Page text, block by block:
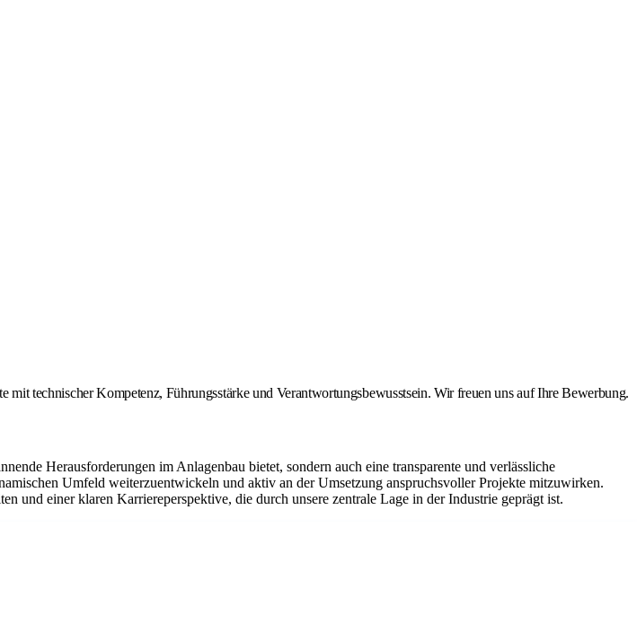
technischer Kompetenz, Führungsstärke und Verantwortungsbewusstsein. Wir freuen uns auf Ihre Bewerbung.
Herausforderungen im Anlagenbau bietet, sondern auch eine transparente und verlässliche
Umfeld weiterzuentwickeln und aktiv an der Umsetzung anspruchsvoller Projekte mitzuwirken.
und einer klaren Karriereperspektive, die durch unsere zentrale Lage in der Industrie geprägt ist.